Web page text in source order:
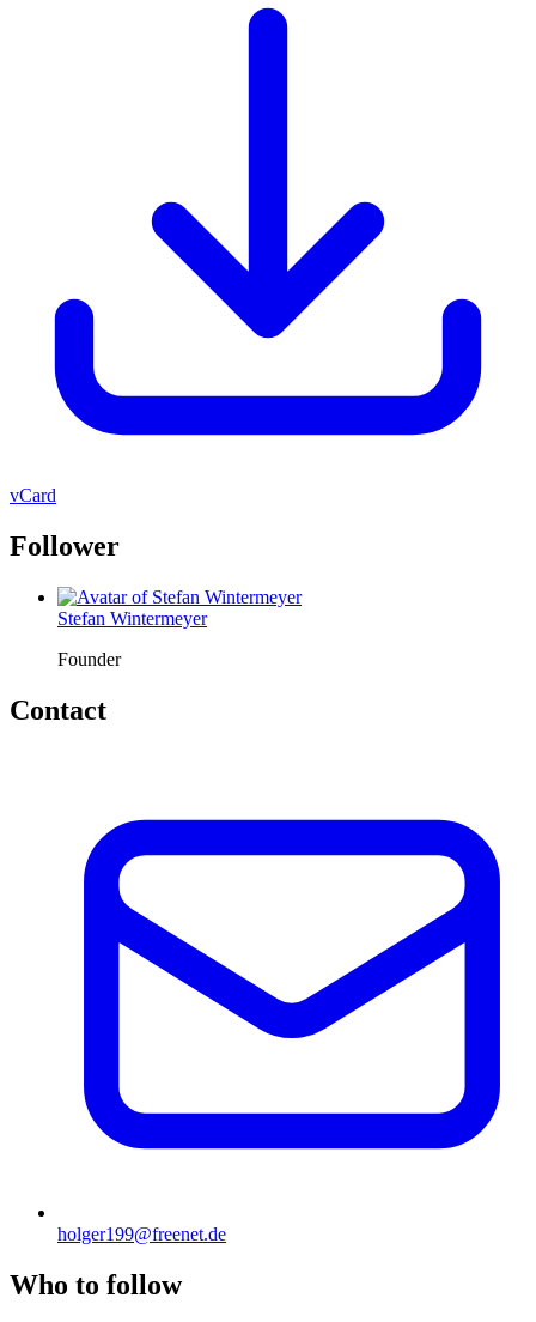
vCard
Follower
Stefan Wintermeyer
Founder
Contact
holger199@freenet.de
Who to follow